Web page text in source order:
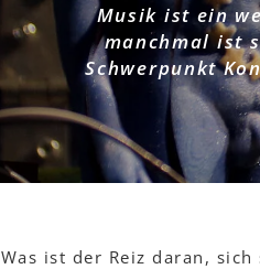
Musik ist ein
manchmal ist
Schwerpunkt
Was ist der Reiz daran,